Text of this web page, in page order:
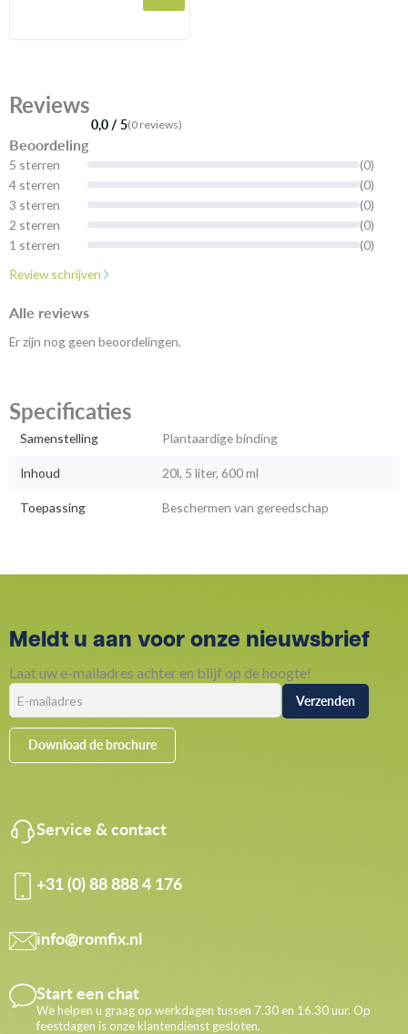
Reviews
0,0 / 5(0 reviews)
Beoordeling
5 sterren
(0)
4 sterren
(0)
3 sterren
(0)
2 sterren
(0)
1 sterren
(0)
Review schrijven
Alle reviews
Er zijn nog geen beoordelingen.
Specificaties
Samenstelling Plantaardige binding
Inhoud 20l, 5 liter, 600 ml
Toepassing Beschermen van gereedschap
Meldt u aan voor onze nieuwsbrief
Laat uw e-mailadres achter en blijf op de hoogte!
Download de brochure
Service & contact
+31 (0) 88 888 4 176
info@romfix.nl
Start een chat
We helpen u graag op werkdagen tussen 7.30 en 16.30 uur. Op
feestdagen is onze klantendienst gesloten.